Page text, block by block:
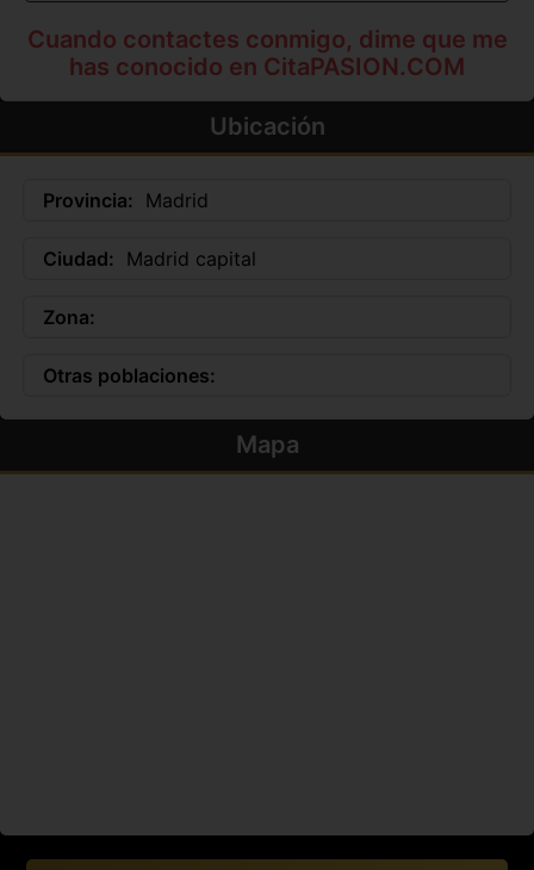
Cuando contactes conmigo, dime que me
has conocido en CitaPASION.COM
Ubicación
Provincia: Madrid
Ciudad: Madrid capital
Zona:
Otras poblaciones:
Mapa